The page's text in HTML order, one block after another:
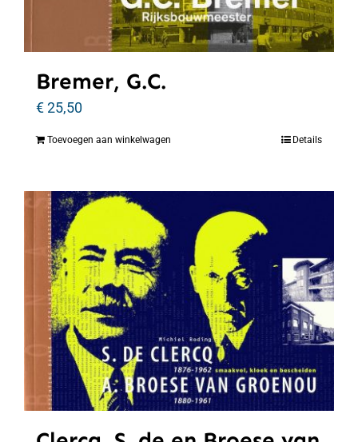
Bremer, G.C.
€25,50
Toevoegen aan winkelwagen Details